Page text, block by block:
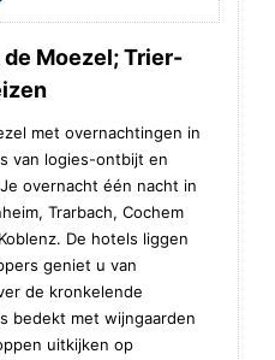
Moezel; Trier-
met overnachtingen in
van logies-ontbijt en
overnacht één nacht in
Trarbach, Cochem
De hotels liggen
geniet u van
de kronkelende
bedekt met wijngaarden
uitkijken op